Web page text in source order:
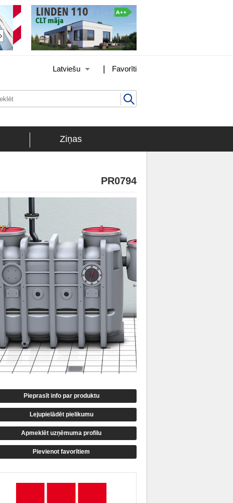
Favorīti
|
Latviešu
Ziņas
PR0794
Pieprasīt info par produktu
Lejupielādēt pielikumu
Apmeklēt uzņēmuma profilu
Pievienot favorītiem